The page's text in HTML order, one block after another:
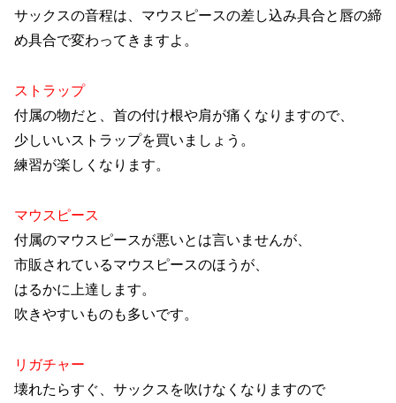
サックスの音程は、マウスピースの差し込み具合と唇の締
め具合で変わってきますよ。
ストラップ
付属の物だと、首の付け根や肩が痛くなりますので、
少しいいストラップを買いましょう。
練習が楽しくなります。
マウスピース
付属のマウスピースが悪いとは言いませんが、
市販されているマウスピースのほうが、
はるかに上達します。
吹きやすいものも多いです。
リガチャー
壊れたらすぐ、サックスを吹けなくなりますので